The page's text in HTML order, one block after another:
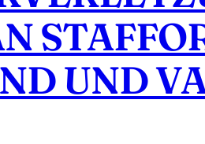
UND